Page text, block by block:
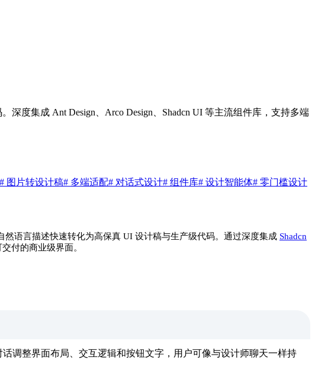
深度集成 Ant Design、Arco Design、Shadcn UI 等主流组件库，支持多端
# 图片转设计稿# 多端适配# 对话式设计# 组件库# 设计智能体# 零门槛设计
语言描述快速转化为高保真 UI 设计稿与生产级代码。通过深度集成 Shadcn
付的商业级界面。
调整界面布局、交互逻辑和按钮文字，用户可像与设计师聊天一样持